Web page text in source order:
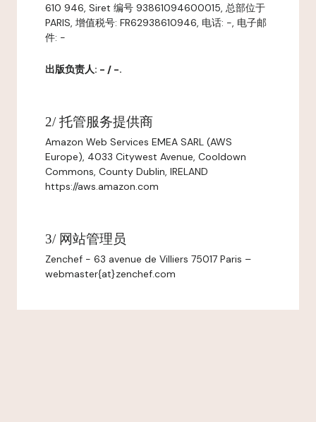
610 946, Siret 编号 93861094600015, 总部位于
PARIS, 增值税号: FR62938610946, 电话: -, 电子邮
件: -
出版负责人: - / -.
2/ 托管服务提供商
Amazon Web Services EMEA SARL (AWS
Europe), 4033 Citywest Avenue, Cooldown
Commons, County Dublin, IRELAND
https://aws.amazon.com
3/ 网站管理员
Zenchef - 63 avenue de Villiers 75017 Paris –
webmaster{at}zenchef.com